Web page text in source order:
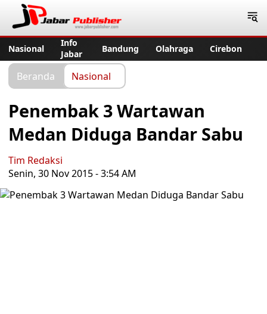
Nasional
Info
Jabar
Bandung Olahraga Cirebon
Beranda Nasional
Penembak 3 Wartawan
Medan Diduga Bandar Sabu
Tim Redaksi
Senin, 30 Nov 2015 - 3:54 AM